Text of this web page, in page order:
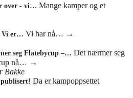
over - vi… Mange kamper og et
Vi er… Vi har nå… →
seg Flatebycup –… Det nærmer seg
nå… →
Bakke
Da er kampoppsettet